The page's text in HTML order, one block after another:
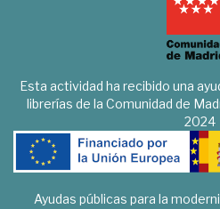
Esta actividad ha recibido una
librerías de la Comunidad de
2024
Ayudas públicas para la